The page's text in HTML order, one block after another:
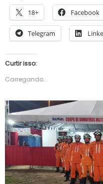
18+ Facebook
Telegram
Curtir isso:
Carregando...